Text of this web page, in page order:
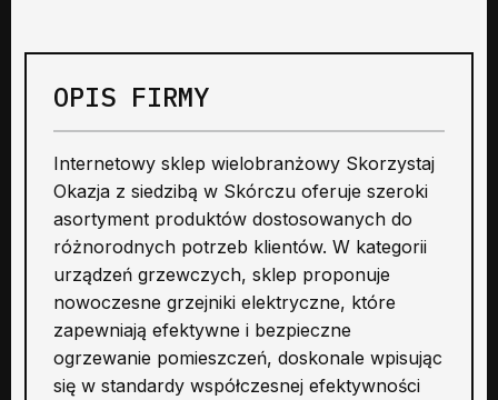
OPIS FIRMY
Internetowy sklep wielobranżowy Skorzystaj
Okazja z siedzibą w Skórczu oferuje szeroki
asortyment produktów dostosowanych do
różnorodnych potrzeb klientów. W kategorii
urządzeń grzewczych, sklep proponuje
nowoczesne grzejniki elektryczne, które
zapewniają efektywne i bezpieczne
ogrzewanie pomieszczeń, doskonale wpisując
się w standardy współczesnej efektywności